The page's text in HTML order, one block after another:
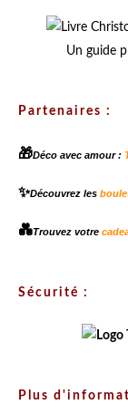
Un guide
Partenaires :
🎁Déco avec amour :
✨Découvrez les
💑Trouvez votre
Sécurité :
Plus